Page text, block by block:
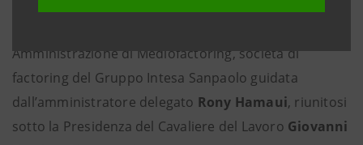
Amministrazione di Mediofactoring, società di
factoring del Gruppo Intesa Sanpaolo guidata
dall’amministratore delegato Rony Hamaui, riunitosi
sotto la Presidenza del Cavaliere del Lavoro Giovanni